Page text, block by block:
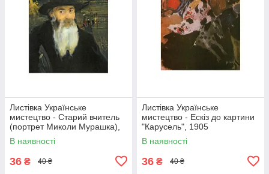
Листівка Українське
мистецтво - Старий вчитель
(портрет Миколи Мурашка),
1903
В наявності
36 ₴ 40 ₴
Листівка Українське
мистецтво - Ескіз до картини
"Карусель", 1905
В наявності
36 ₴ 40 ₴